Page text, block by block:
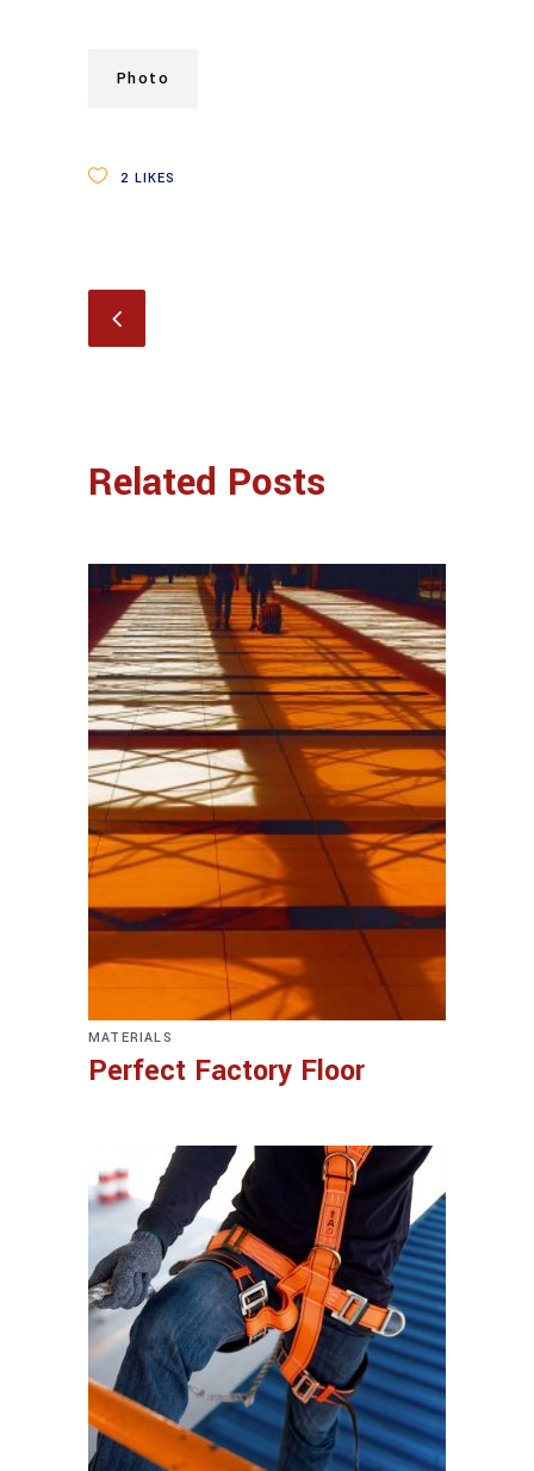
Photo
2 LIKES
Related Posts
MATERIALS
Perfect Factory Floor